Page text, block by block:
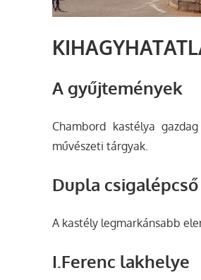
A gyűjtemények
Chambord kastélya
művészeti tárgyak.
Dupla csigalépcső
A kastély legmarkánsabb
I.Ferenc lakhelye